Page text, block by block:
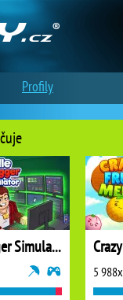
Idle Vlogger Simulator
5 988x
Profily